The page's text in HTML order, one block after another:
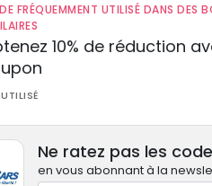
FRÉQUEMMENT UTILISÉ DANS DES
10% de réduction
Ne ratez pas les
en vous abonnant à la